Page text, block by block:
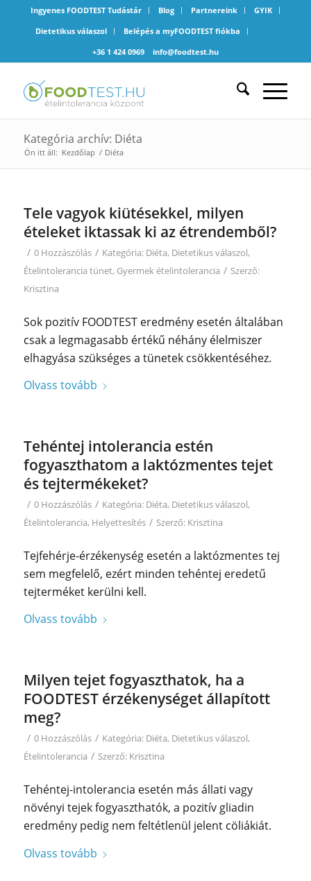
Ingyenes FOODTEST Tudástár Blog Partnereink
GYIK
Dietetikus válaszol
Belépés a myFOODTEST fiókba
+36 1 424 0969
info@foodtest.hu
Kategória archív: Diéta
Ön itt áll: Kezdőlap / Diéta
Tele vagyok kiütésekkel, milyen
ételeket iktassak ki az étrendemből?
/ 0 Hozzászólás / Kategória: Diéta, Dietetikus válaszol,
Ételintolerancia tünet, Gyermek ételintolerancia / Szerző:
Krisztina
Sok pozitív FOODTEST eredmény esetén általában
csak a legmagasabb értékű néhány élelmiszer
elhagyása szükséges a tünetek csökkentéséhez.
Olvass tovább
Tehéntej intolerancia estén
fogyaszthatom a laktózmentes tejet
és tejtermékeket?
/ 0 Hozzászólás / Kategória: Diéta, Dietetikus válaszol,
Ételintolerancia, Helyettesítés / Szerző: Krisztina
Tejfehérje-érzékenység esetén a laktózmentes tej
sem megfelelő, ezért minden tehéntej eredetű
tejterméket kerülni kell.
Olvass tovább
Milyen tejet fogyaszthatok, ha a
FOODTEST érzékenységet állapított
meg?
/ 0 Hozzászólás / Kategória: Diéta, Dietetikus válaszol,
Ételintolerancia / Szerző: Krisztina
Tehéntej-intolerancia esetén más állati vagy
növényi tejek fogyaszthatók, a pozitív gliadin
eredmény pedig nem feltétlenül jelent cöliákiát.
Olvass tovább